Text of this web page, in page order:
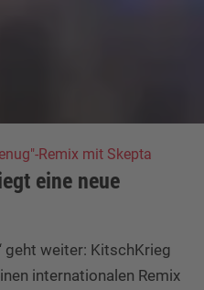
Remix mit Skepta
eine neue
geht weiter: KitschKrieg
internationalen Remix